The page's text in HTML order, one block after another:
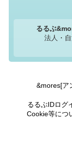
るるぶ
法人・
&mores[ア
るるぶIDログ
Cookie等につ